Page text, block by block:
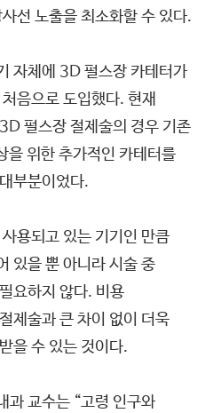
선 노출을 최소화할 수 있다.
자체에 3D 펄스장 카테터가
음으로 도입했다. 현재
펄스장 절제술의 경우 기존
을 위한 추가적인 카테터를
부분이었다.
용되고 있는 기기인 만큼
있을 뿐 아니라 시술 중
요하지 않다. 비용
제술과 큰 차이 없이 더욱
을 수 있는 것이다.
과 교수는 “고령 인구와